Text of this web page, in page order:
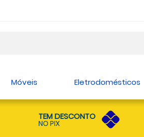
Móveis Eletrodomésticos
TEM DESCONTO
NO PIX